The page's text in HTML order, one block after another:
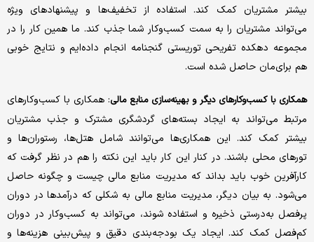
بیشتر مشتریان کمک کند. استفاده از تخفیف‌ها و پیشنهادهای ویژه
می‌تواند مشتریان را به سمت کسب‌وکار شما جذب کند. ما همین کار را در
مجموعه دهکده تفریحی توریستی گنجنامه انجام داده‌ایم و نتایج خوبی
هم برای‌مان حاصل شده است.
همکاری با کسب‌وکارهای دیگر و بهینه‌سازی منابع مالی: همکاری با کسب‌وکارهای
مرتبط می‌تواند به ایجاد بسته‌های گردشگری مشترک و جذب مشتریان
بیشتر کمک کند. این همکاری‌ها می‌توانند شامل هتل‌ها، رستوران‌ها و
تورهای محلی باشند. در کنار این کار باید این نکته را هم در نظر گرفت که
کارآفرین خوب باید بداند که مدیریت منابع مالی چیست و چگونه حاصل
می‌شود. به بیان دیگر، مدیریت منابع مالی به شکلی که درآمدها در دوران
پر‌فصل به‌درستی ذخیره و استفاده شوند، می‌تواند به کسب‌وکار در دوران
کم‌فصل کمک کند. ایجاد یک بودجه‌بندی دقیق و پیش‌بینی هزینه‌ها و